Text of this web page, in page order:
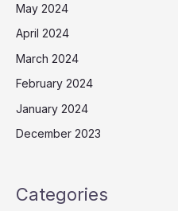
May 2024
April 2024
March 2024
February 2024
January 2024
December 2023
Categories